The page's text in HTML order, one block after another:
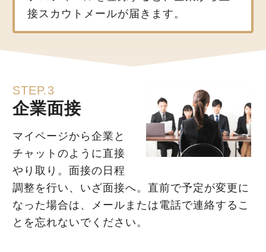
接スカウトメールが届きます。
STEP.3
企業面接
マイページから企業と
チャットのように直接
やり取り。面接の日程
調整を行い、いざ面接へ。直前で予定が変更に
なった場合は、メールまたは電話で連絡するこ
とを忘れないでください。